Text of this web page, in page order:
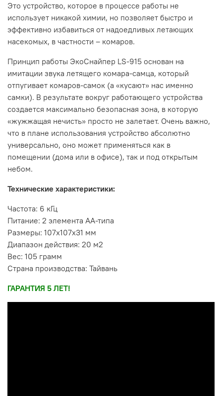
Это устройство, которое в процессе работы не
использует никакой химии, но позволяет быстро и
эффективно избавиться от надоедливых летающих
насекомых, в частности – комаров.
Принцип работы ЭкоСнайпер LS-915 основан на
имитации звука летящего комара-самца, который
отпугивает комаров-самок (а «кусают» нас именно
самки). В результате вокруг работающего устройства
создается максимально безопасная зона, в которую
«жужжащая нечисть» просто не залетает. Очень важно,
что в плане использования устройство абсолютно
универсально, оно может применяться как в
помещении (дома или в офисе), так и под открытым
небом.
Технические характеристики:
Частота: 6 кГц
Питание: 2 элемента АА-типа
Размеры: 107х107х31 мм
Диапазон действия: 20 м2
Вес: 105 грамм
Страна производства: Тайвань
ГАРАНТИЯ 5 ЛЕТ!